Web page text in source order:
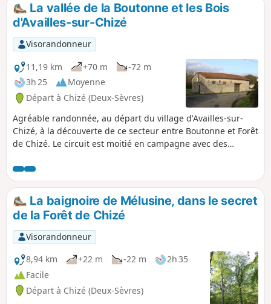
La vallée de la Boutonne et les Bois
d'Availles-sur-Chizé
Visorandonneur
11,19 km
+70 m
-72 m
3h 25
Moyenne
Départ à Chizé (Deux-Sèvres)
Agréable randonnée, au départ du village d'Availles-sur-
Chizé, à la découverte de ce secteur entre Boutonne et Forêt
de Chizé. Le circuit est moitié en campagne avec des
grandes cultures, au delà, et moitié en forêt de Chizé à
l'Ouest de l'Asinerie du Baudet du Poitou.
La baignoire de Mélusine, dans le secret
de la Forêt de Chizé
Visorandonneur
8,94 km
+22 m -22 m
2h 35
Facile
Départ à Chizé (Deux-Sèvres)